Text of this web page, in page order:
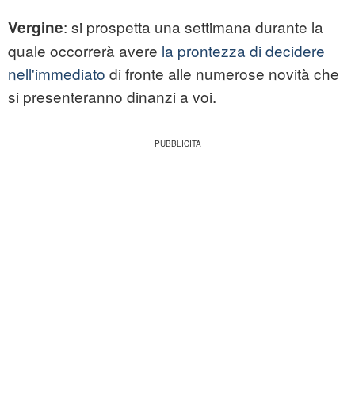
Vergine: si prospetta una settimana durante la
quale occorrerà avere la prontezza di decidere
nell'immediato di fronte alle numerose novità che
si presenteranno dinanzi a voi.